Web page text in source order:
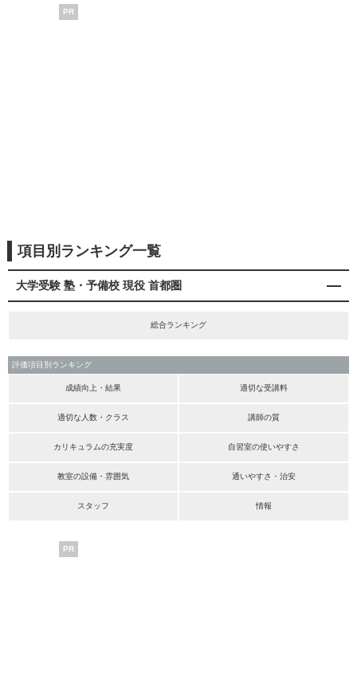
PR
項目別ランキング一覧
大学受験 塾・予備校 現役 首都圏
総合ランキング
評価項目別ランキング
成績向上・結果 適切な受講料
適切な人数・クラス 講師の質
カリキュラムの充実度 自習室の使いやすさ
教室の設備・雰囲気 通いやすさ・治安
スタッフ 情報
PR